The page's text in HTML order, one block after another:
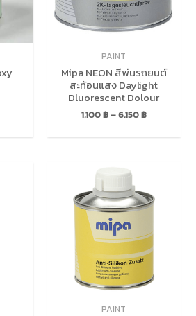
PAINT
Mipa NEON สีพ่นรถยนต์
สะท้อนแสง Daylight
Dluorescent Dolour
1,100฿–6,150฿
PAINT